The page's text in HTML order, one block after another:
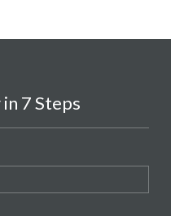
7 Steps